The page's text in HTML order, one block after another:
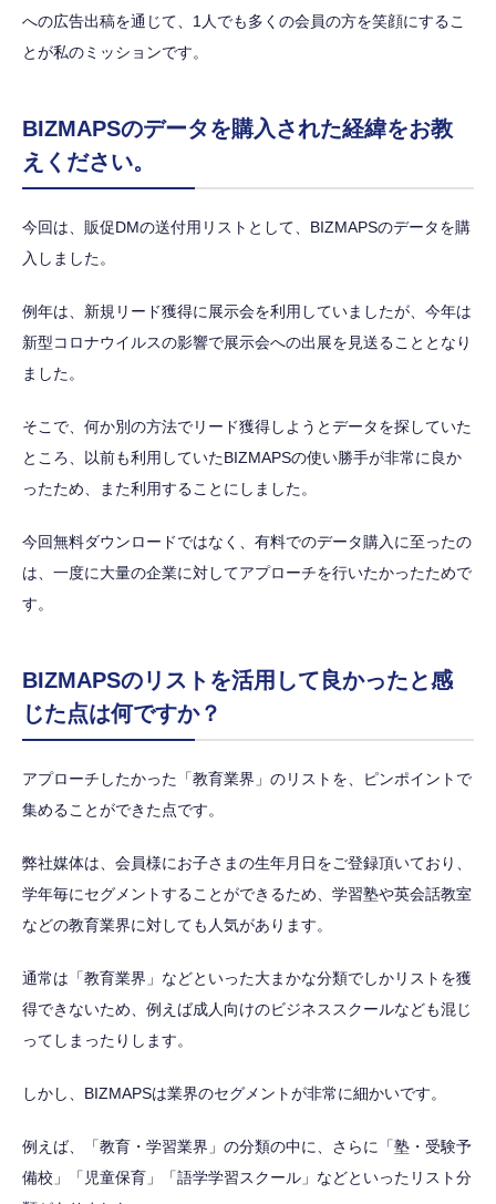
への広告出稿を通じて、1人でも多くの会員の方を笑顔にするこ
とが私のミッションです。
BIZMAPSのデータを購入された経緯をお教
えください。
今回は、販促DMの送付用リストとして、BIZMAPSのデータを購
入しました。
例年は、新規リード獲得に展示会を利用していましたが、今年は
新型コロナウイルスの影響で展示会への出展を見送ることとなり
ました。
そこで、何か別の方法でリード獲得しようとデータを探していた
ところ、以前も利用していたBIZMAPSの使い勝手が非常に良か
ったため、また利用することにしました。
今回無料ダウンロードではなく、有料でのデータ購入に至ったの
は、一度に大量の企業に対してアプローチを行いたかったためで
す。
BIZMAPSのリストを活用して良かったと感
じた点は何ですか？
アプローチしたかった「教育業界」のリストを、ピンポイントで
集めることができた点です。
弊社媒体は、会員様にお子さまの生年月日をご登録頂いており、
学年毎にセグメントすることができるため、学習塾や英会話教室
などの教育業界に対しても人気があります。
通常は「教育業界」などといった大まかな分類でしかリストを獲
得できないため、例えば成人向けのビジネススクールなども混じ
ってしまったりします。
しかし、BIZMAPSは業界のセグメントが非常に細かいです。
例えば、「教育・学習業界」の分類の中に、さらに「塾・受験予
備校」「児童保育」「語学学習スクール」などといったリスト分